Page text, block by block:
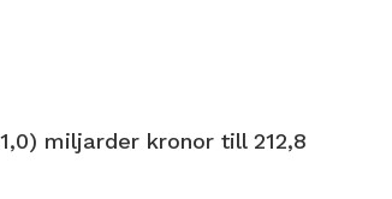
miljarder kronor till 212,8